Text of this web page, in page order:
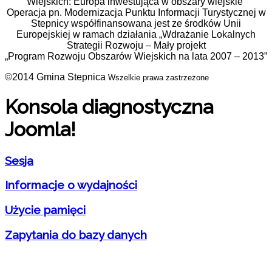
Operacja pn. Modernizacja Punktu Informacji Turystycznej w
Stepnicy współfinansowana jest ze środków Unii
Europejskiej w ramach działania „Wdrażanie Lokalnych
Strategii Rozwoju – Mały projekt
„Program Rozwoju Obszarów Wiejskich na lata 2007 – 2013”
©2014 Gmina Stepnica Wszelkie prawa zastrzeżone
Konsola diagnostyczna
Joomla!
Sesja
Informacje o wydajności
Użycie pamięci
Zapytania do bazy danych